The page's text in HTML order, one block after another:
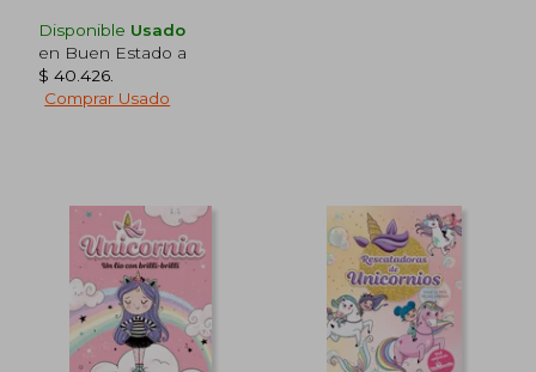
Disponible Usado
en Buen Estado a
$ 40.426
Comprar Usado